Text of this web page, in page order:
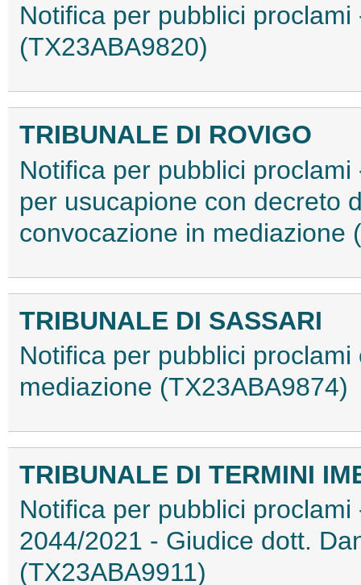
Notifica per pubblici
(TX23ABA9820)
TRIBUNALE DI ROVIGO
Notifica per pubblici
per usucapione con decreto
convocazione in mediazione
TRIBUNALE DI SASSARI
Notifica per pubblici
mediazione (TX23ABA9874)
TRIBUNALE DI TERMINI
Notifica per pubblici
2044/2021 - Giudice dott.
(TX23ABA9911)